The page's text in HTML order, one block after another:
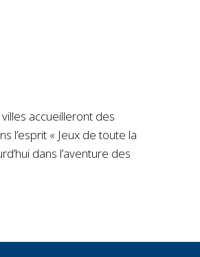
accueilleront des
l’esprit « Jeux de toute la
dans l’aventure des